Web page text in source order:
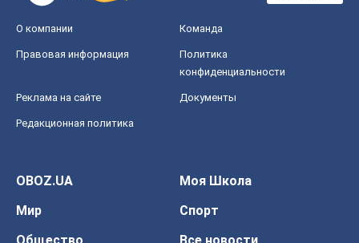
О компании Команда
Правовая информация
Политика
конфиденциальности
Реклама на сайте Документы
Редакционная политика
OBOZ.UA
Моя Школа
Мир
Спорт